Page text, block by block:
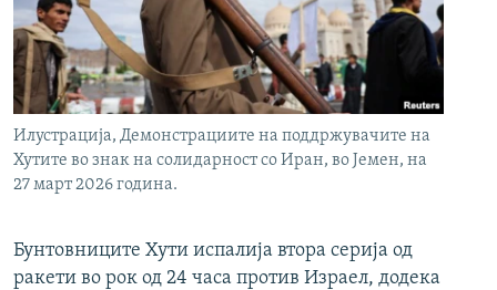
Илустрација, Демонстрациите на поддржувачите на
Хутите во знак на солидарност со Иран, во Јемен, на
27 март 2026 година.
Бунтовниците Хути испалија втора серија од
ракети во рок од 24 часа против Израел, додека